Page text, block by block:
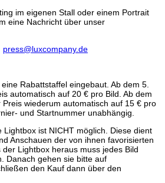
im eigenen Stall oder einem Portrait
eine Nachricht über unser
press@luxcompany.de
Rabattstaffel eingebaut. Ab dem 5.
automatisch auf 20 € pro Bild. Ab dem
wiederum automatisch auf 15 € pro
und Startnummer unabhängig.
Lightbox ist NICHT möglich. Diese dient
Anschauen der von ihnen favorisierten
Lightbox heraus muss jedes Bild
Danach gehen sie bitte auf
den Kauf dann über den